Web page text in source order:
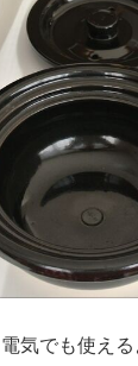
気でも使え